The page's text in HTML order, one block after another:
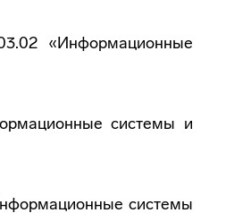
«Информационные
системы и
системы